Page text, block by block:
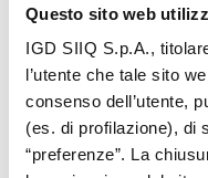
Questo sito web
IGD SIIQ S.p.A.,
l’utente che tale sito
consenso dell’utente,
(es. di profilazione), di
“preferenze”. La